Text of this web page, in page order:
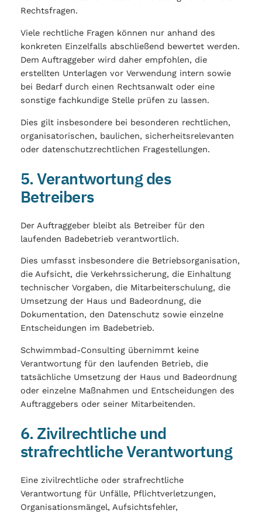
Rechtsfragen.
Viele rechtliche Fragen können nur anhand des
konkreten Einzelfalls abschließend bewertet werden.
Dem Auftraggeber wird daher empfohlen, die
erstellten Unterlagen vor Verwendung intern sowie
bei Bedarf durch einen Rechtsanwalt oder eine
sonstige fachkundige Stelle prüfen zu lassen.
Dies gilt insbesondere bei besonderen rechtlichen,
organisatorischen, baulichen, sicherheitsrelevanten
oder datenschutzrechtlichen Fragestellungen.
5. Verantwortung des
Betreibers
Der Auftraggeber bleibt als Betreiber für den
laufenden Badebetrieb verantwortlich.
Dies umfasst insbesondere die Betriebsorganisation,
die Aufsicht, die Verkehrssicherung, die Einhaltung
technischer Vorgaben, die Mitarbeiterschulung, die
Umsetzung der Haus und Badeordnung, die
Dokumentation, den Datenschutz sowie einzelne
Entscheidungen im Badebetrieb.
Schwimmbad-Consulting übernimmt keine
Verantwortung für den laufenden Betrieb, die
tatsächliche Umsetzung der Haus und Badeordnung
oder einzelne Maßnahmen und Entscheidungen des
Auftraggebers oder seiner Mitarbeitenden.
6. Zivilrechtliche und
strafrechtliche Verantwortung
Eine zivilrechtliche oder strafrechtliche
Verantwortung für Unfälle, Pflichtverletzungen,
Organisationsmängel, Aufsichtsfehler,